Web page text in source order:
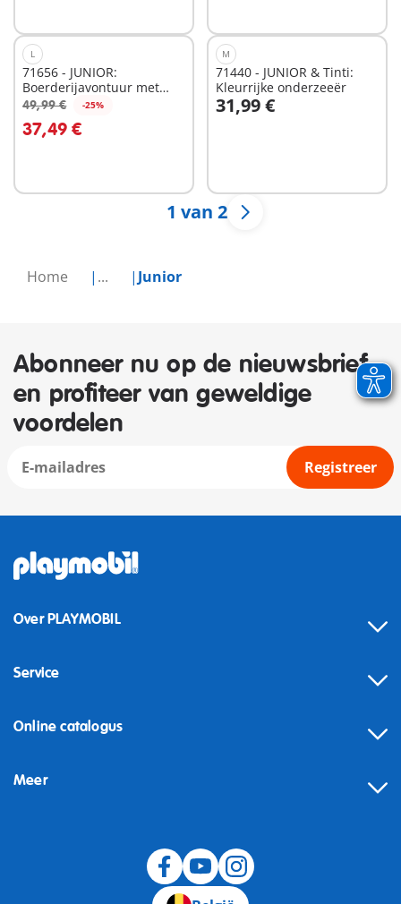
Home ... Junior
L
71656 - JUNIOR:
Boerderijavontuur met
tractor, aanhanger en
49,99 € -25%
37,49 €
In winkelwagen
M
71440 - JUNIOR & Tinti:
Kleurrijke onderzeeër
31,99 €
In winkelwagen
1 van 2
Abonneer nu op de nieuwsbrief
en profiteer van geweldige
voordelen
Registreer
Over PLAYMOBIL
Service
Online catalogus
Meer